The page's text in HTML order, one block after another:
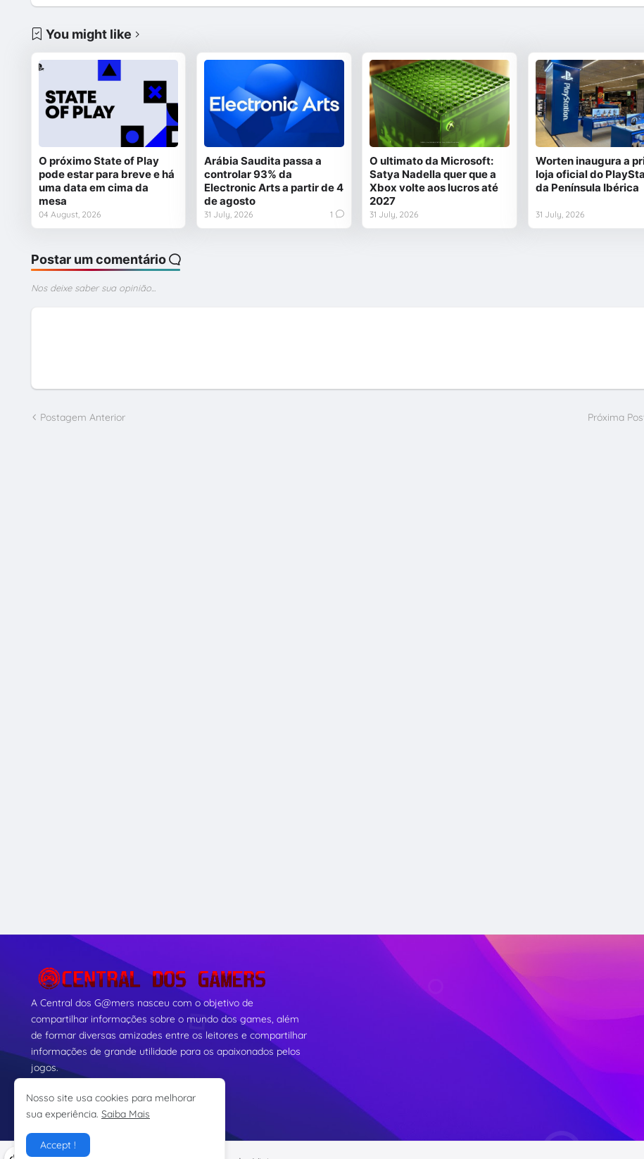
You might like
O próximo State of Play
pode estar para breve e há
uma data em cima da
mesa
04 August, 2026
Arábia Saudita passa a
controlar 93% da
Electronic Arts a partir de 4
de agosto
31 July, 2026 1
O ultimato da Microsoft:
Satya Nadella quer que a
Xbox volte aos lucros até
2027
31 July, 2026
Worten inaugura a
loja oficial do
da Península Ibérica
31 July, 2026
Postar um comentário
Nos deixe saber sua opinião...
Postagem Anterior Próxima
A Central dos G@mers nasceu com o objetivo de
compartilhar informações sobre o mundo dos games, além
de formar diversas amizades entre os leitores e compartilhar
informações de grande utilidade para os apaixonados pelos
jogos.
Nosso site usa cookies para melhorar
sua experiência. Saiba Mais
Accept !